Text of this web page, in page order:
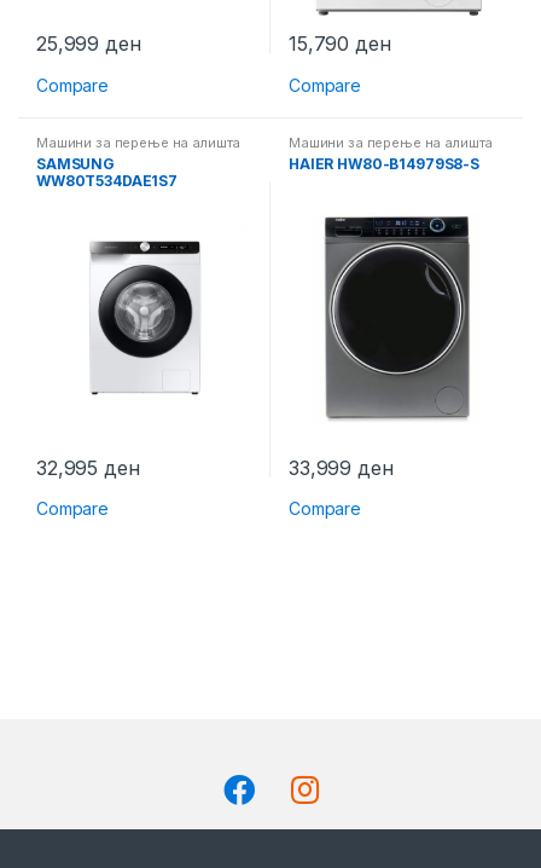
25,999ден
Compare
15,790ден
Compare
Машини за перење на алишта
SAMSUNG
WW80T534DAE1S7
32,995 ден
Compare
Машини за перење на алишта
HAIER HW80-B14979S8-S
33,999 ден
Compare